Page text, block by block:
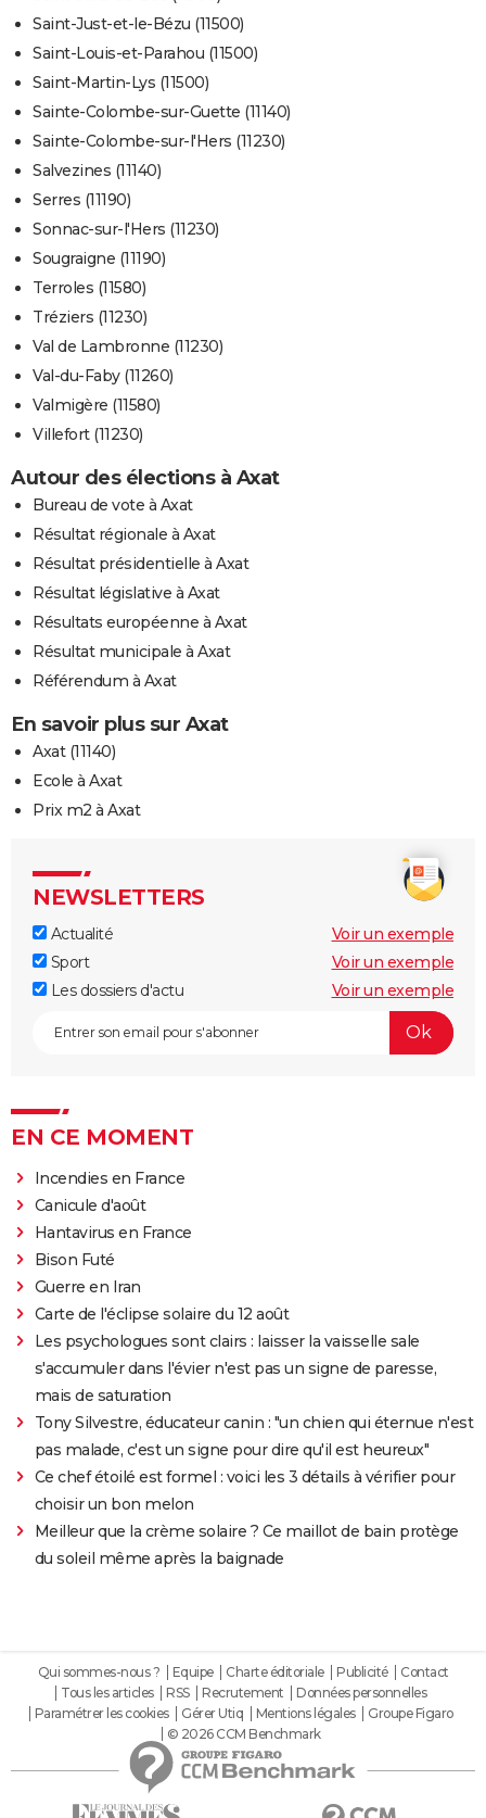
Saint-Just-et-le-Bézu (11500)
Saint-Louis-et-Parahou (11500)
Saint-Martin-Lys (11500)
Sainte-Colombe-sur-Guette (11140)
Sainte-Colombe-sur-l'Hers (11230)
Salvezines (11140)
Serres (11190)
Sonnac-sur-l'Hers (11230)
Sougraigne (11190)
Terroles (11580)
Tréziers (11230)
Val de Lambronne (11230)
Val-du-Faby (11260)
Valmigère (11580)
Villefort (11230)
Autour des élections à Axat
Bureau de vote à Axat
Résultat régionale à Axat
Résultat présidentielle à Axat
Résultat législative à Axat
Résultats européenne à Axat
Résultat municipale à Axat
Référendum à Axat
En savoir plus sur Axat
Axat (11140)
Ecole à Axat
Prix m2 à Axat
NEWSLETTERS
Actualité
Voir un exemple
Sport
Voir un exemple
Les dossiers d'actu
Voir un exemple
EN CE MOMENT
Incendies en France
Canicule d'août
Hantavirus en France
Bison Futé
Guerre en Iran
Carte de l'éclipse solaire du 12 août
Les psychologues sont clairs : laisser la vaisselle sale
s'accumuler dans l'évier n'est pas un signe de paresse,
mais de saturation
Tony Silvestre, éducateur canin : "un chien qui éternue n'est
pas malade, c'est un signe pour dire qu'il est heureux"
Ce chef étoilé est formel : voici les 3 détails à vérifier pour
choisir un bon melon
Meilleur que la crème solaire ? Ce maillot de bain protège
du soleil même après la baignade
Qui sommes-nous ? Equipe Charte éditoriale Publicité
Contact
Tous les articles
RSS Recrutement
Données personnelles
Paramétrer les cookies
Gérer Utiq Mentions légales
Groupe Figaro
© 2026 CCM Benchmark